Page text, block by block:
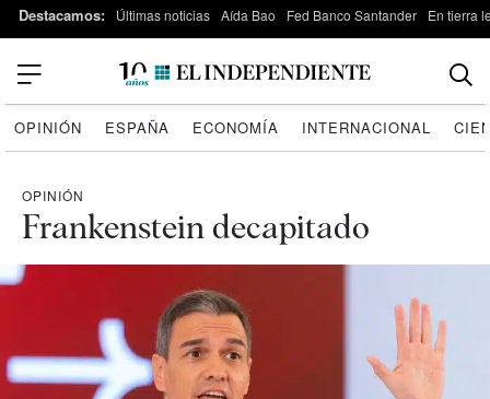
Destacamos: Últimas noticias Aída Bao Fed Banco Santander En tierra
OPINIÓN ESPAÑA ECONOMÍA INTERNACIONAL
OPINIÓN
Frankenstein decapitado